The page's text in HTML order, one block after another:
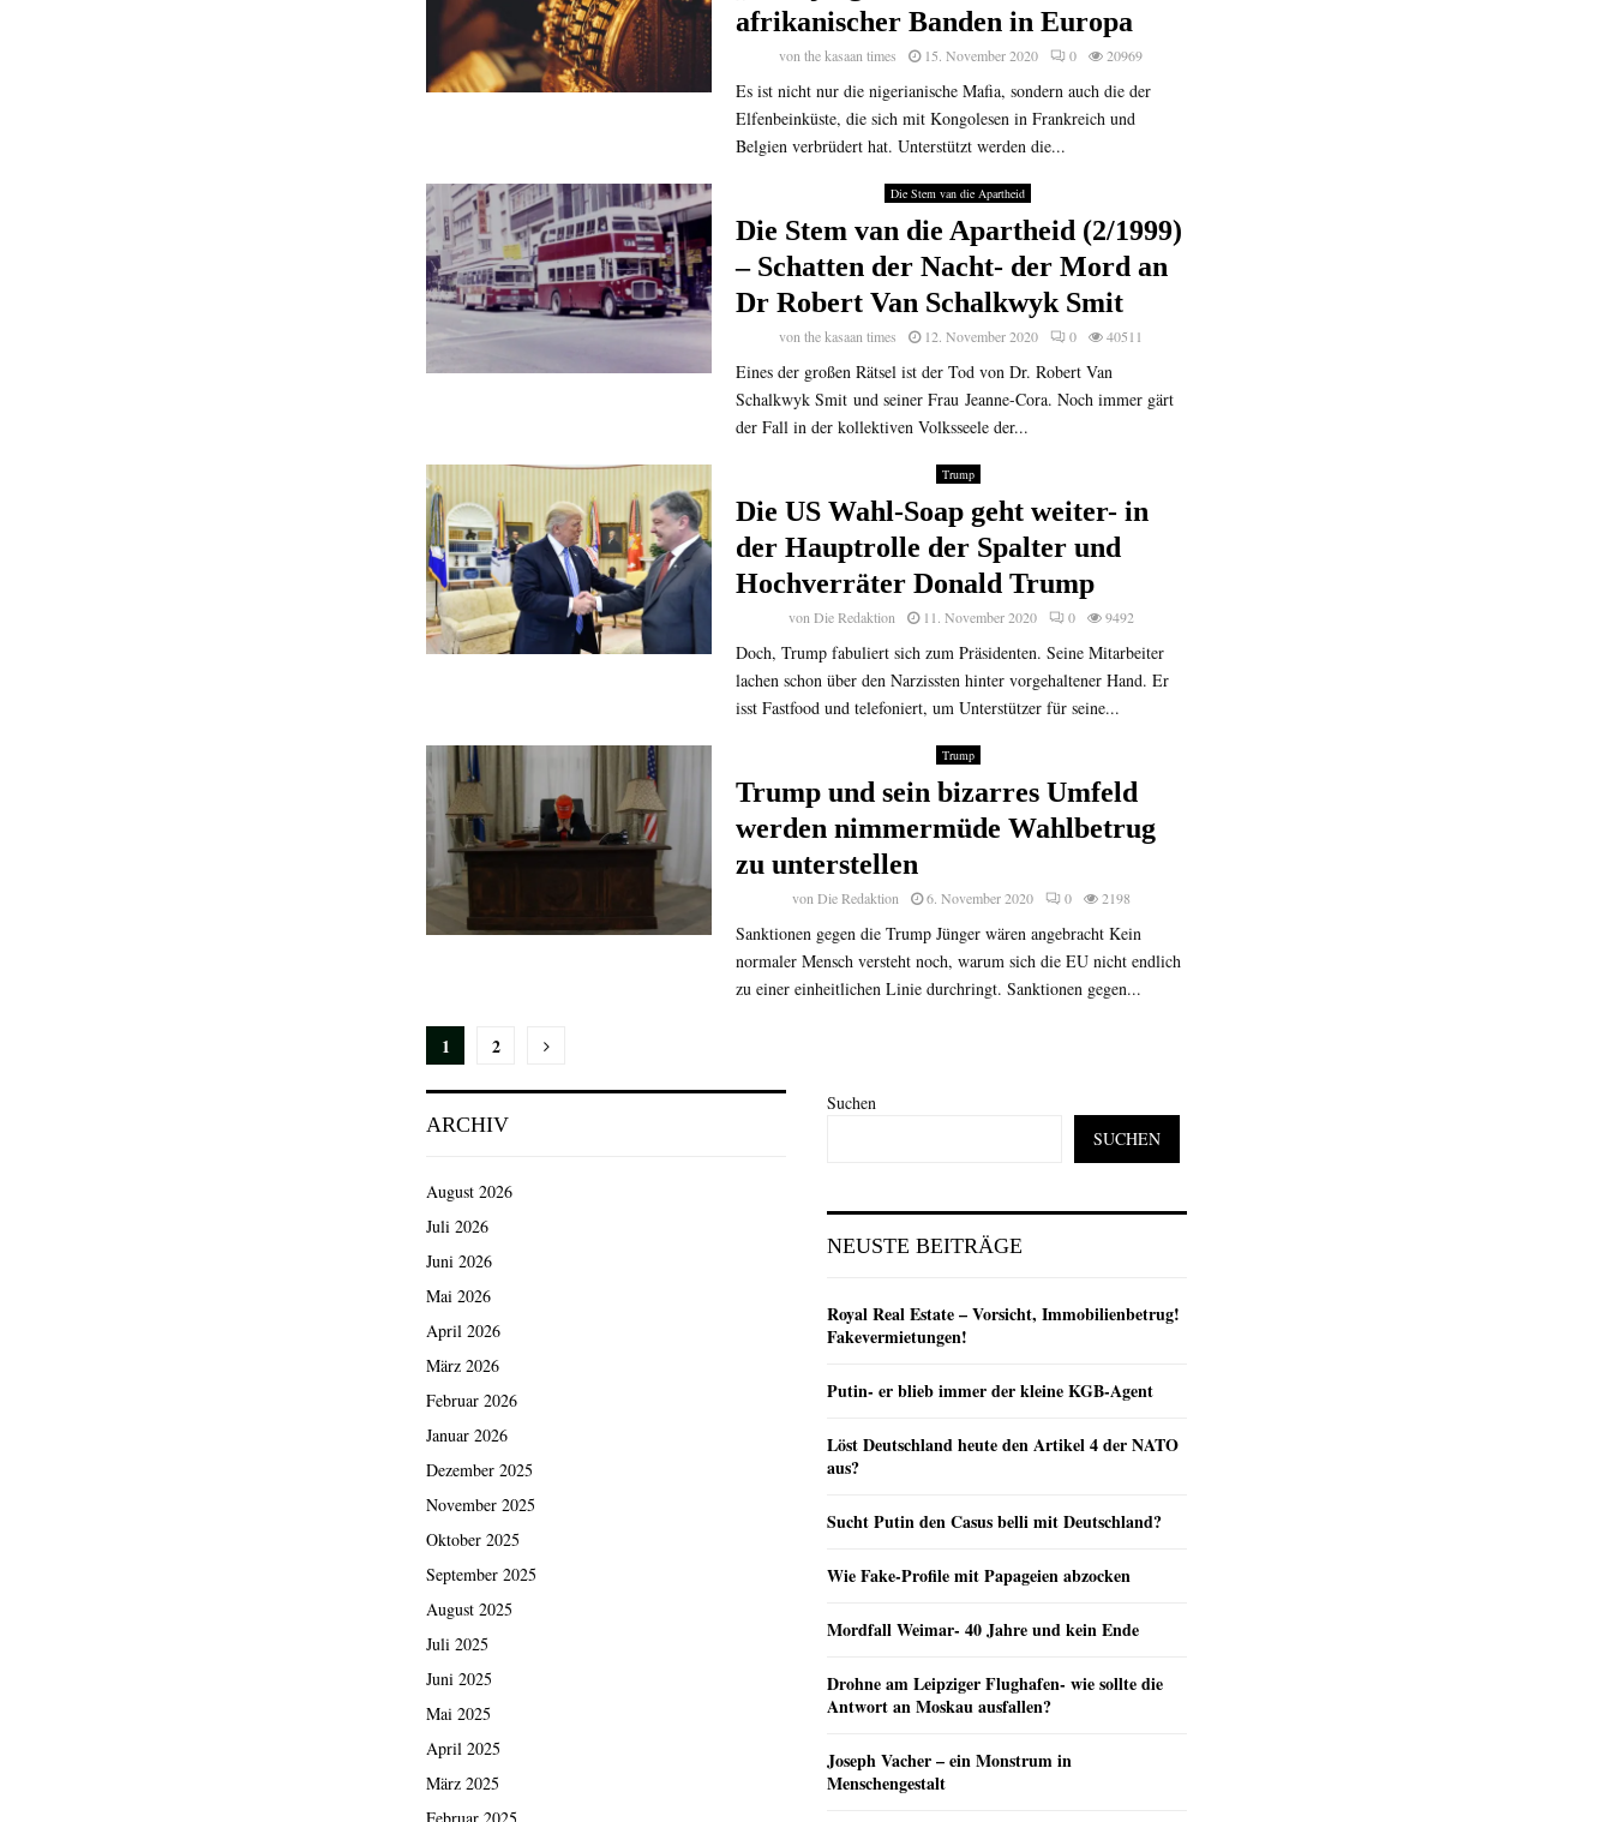
afrikanischer Banden in Europa
vonthe kasaan times 15. November 2020 0 20969
Es ist nicht nur die nigerianische Mafia, sondern auch die der
Elfenbeinküste, die sich mit Kongolesen in Frankreich und
Belgien verbrüdert hat. Unterstützt werden die...
Die Stem van die Apartheid
Die Stem van die Apartheid (2/1999)
– Schatten der Nacht- der Mord an
Dr Robert Van Schalkwyk Smit
vonthe kasaan times 12. November 2020 0 40511
Eines der großen Rätsel ist der Tod von Dr. Robert Van
Schalkwyk Smit und seiner Frau Jeanne-Cora. Noch immer gärt
der Fall in der kollektiven Volksseele der...
Trump
Die US Wahl-Soap geht weiter- in
der Hauptrolle der Spalter und
Hochverräter Donald Trump
von Die Redaktion 11. November 2020 0 9492
Doch, Trump fabuliert sich zum Präsidenten. Seine Mitarbeiter
lachen schon über den Narzissten hinter vorgehaltener Hand. Er
isst Fastfood und telefoniert, um Unterstützer für seine...
Trump
Trump und sein bizarres Umfeld
werden nimmermüde Wahlbetrug
zu unterstellen
von Die Redaktion 6. November 2020 0 2198
Sanktionen gegen die Trump Jünger wären angebracht Kein
normaler Mensch versteht noch, warum sich die EU nicht endlich
zu einer einheitlichen Linie durchringt. Sanktionen gegen...
Seitennummerierung
der
Beiträge
1 2
ARCHIV
August 2026
Juli 2026
Juni 2026
Mai 2026
April 2026
März 2026
Februar 2026
Januar 2026
Dezember 2025
November 2025
Oktober 2025
September 2025
August 2025
Juli 2025
Juni 2025
Mai 2025
April 2025
März 2025
Suchen
SUCHEN
NEUSTE BEITRÄGE
Royal Real Estate – Vorsicht, Immobilienbetrug!
Fakevermietungen!
Putin- er blieb immer der kleine KGB-Agent
Löst Deutschland heute den Artikel 4 der NATO
aus?
Sucht Putin den Casus belli mit Deutschland?
Wie Fake-Profile mit Papageien abzocken
Mordfall Weimar- 40 Jahre und kein Ende
Drohne am Leipziger Flughafen- wie sollte die
Antwort an Moskau ausfallen?
Joseph Vacher – ein Monstrum in
Menschengestalt